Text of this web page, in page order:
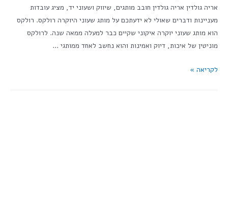
אריה גולדין אריה גולדין חובב מותגים, שיווק ושעוני יד, מציג עובדות
מעניינות ודברים שאולי לא ידעתכם על מותג שעוני היוקרה רולקס. רולקס
הוא מותג שעוני יוקרה איקוני שקיים כבר למעלה ממאה שנה. לרולקס
מוניטין של איכות, דיוק ואמינות והוא נחשב לאחד ממותגי …
לקריאה »